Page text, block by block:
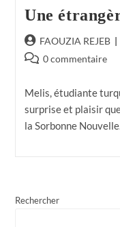
Une
FAOUZIA REJEB
0 commentaire
Melis, étudiante
surprise et plaisir
la Sorbonne
Rechercher